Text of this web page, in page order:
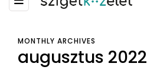
MONTHLY ARCHIVES
augusztus 2022